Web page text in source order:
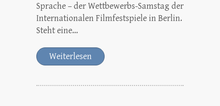
Sprache – der Wettbewerbs-Samstag der
Internationalen Filmfestspiele in Berlin.
Steht eine…
Weiterlesen